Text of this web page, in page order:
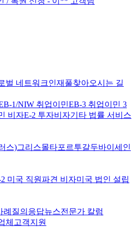
벌 네트워크인재풀찾아오시는 길
1/NIW 취업이민EB-3 취업이민 3
비자E-2 투자비자기타 법률 서비스
스)그리스몰타포르투갈두바이 세인
미국 직원파견 비자미국 법인 설립
례 질의응답뉴스전문가 칼럼
체 고객지원